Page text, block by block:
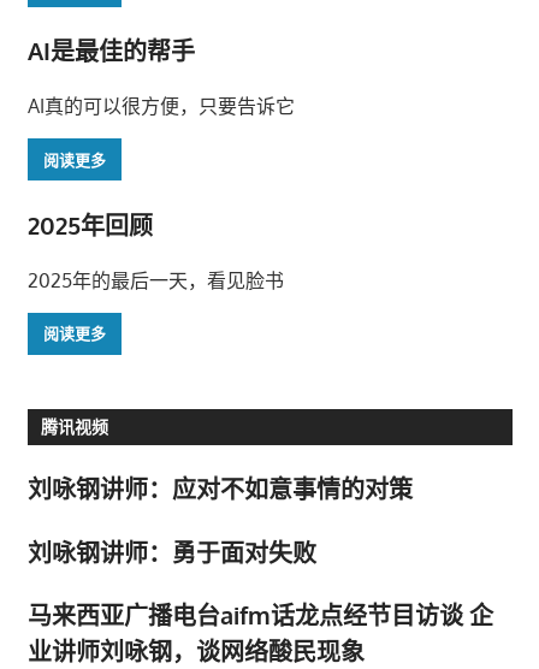
AI是最佳的帮手
AI真的可以很方便，只要告诉它
阅读更多
2025年回顾
2025年的最后一天，看见脸书
阅读更多
腾讯视频
刘咏钢讲师：应对不如意事情的对策
刘咏钢讲师：勇于面对失败
马来西亚广播电台aifm话龙点经节目访谈 企
业讲师刘咏钢，谈网络酸民现象